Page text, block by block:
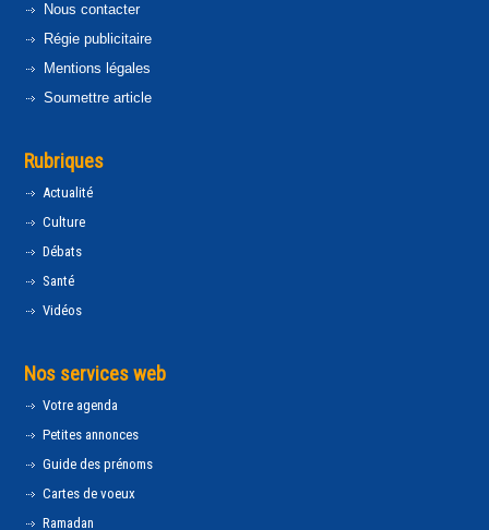
Nous contacter
Régie publicitaire
Mentions légales
Soumettre article
Rubriques
Actualité
Culture
Débats
Santé
Vidéos
Nos services web
Votre agenda
Petites annonces
Guide des prénoms
Cartes de voeux
Ramadan